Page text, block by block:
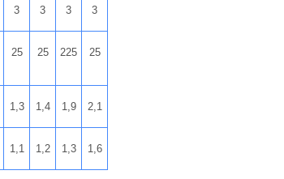
3 3 3 3
25 25 225 25
1,3 1,4 1,9 2,1
1,1 1,2 1,3 1,6